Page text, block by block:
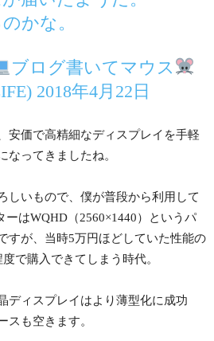
かな。
ブログ書いてマウス
2018年4月22日
安価で高精細なディスプレイを手軽
なってきましたね。
しいもので、僕が普段から利用して
ーはWQHD（2560×1440）というパ
すが、当時5万円ほどしていた性能の
で購入できてしまう時代。
ディスプレイはより薄型化に成功
スも空きます。